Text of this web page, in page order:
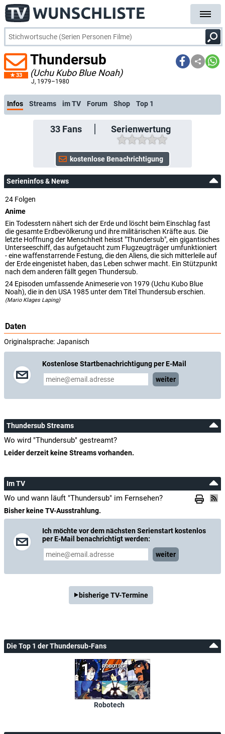
33
Thundersub
(Uchu Kubo Blue Noah)
J, 1979–1980
Infos Streams im TV Forum Shop Top 1
33Fans Serienwertung
Serieninfos & News
24 Folgen
Anime
Ein Todesstern nähert sich der Erde und löscht beim Einschlag fast
die gesamte Erdbevölkerung und ihre militärischen Kräfte aus. Die
letzte Hoffnung der Menschheit heisst "Thundersub", ein gigantisches
Unterseeschiff, das aufgetaucht zum Flugzeugträger umfunktioniert
- eine waffenstarrende Festung, die den Aliens, die sich mitterleile auf
der Erde eingenistet haben, das Leben schwer macht. Ein Stützpunkt
nach dem anderen fällt gegen Thundersub.
24 Episoden umfassende Animeserie von 1979 (Uchu Kubo Blue
Noah), die in den USA 1985 unter dem Titel Thundersub erschien.
(Mario Klages Laping)
Daten
Originalsprache: Japanisch
Kostenlose Startbenachrichtigung per E-Mail
weiter
Thundersub Streams
Wo wird "Thundersub" gestreamt?
Leider derzeit keine Streams vorhanden.
Im TV
Wo und wann läuft "Thundersub" im Fernsehen?
Bisher keine TV-Ausstrahlung.
Ich möchte vor dem nächsten Serienstart kostenlos
per E-Mail benachrichtigt werden:
weiter
bisherige TV-Termine
Die Top 1 der Thundersub-Fans
Robotech